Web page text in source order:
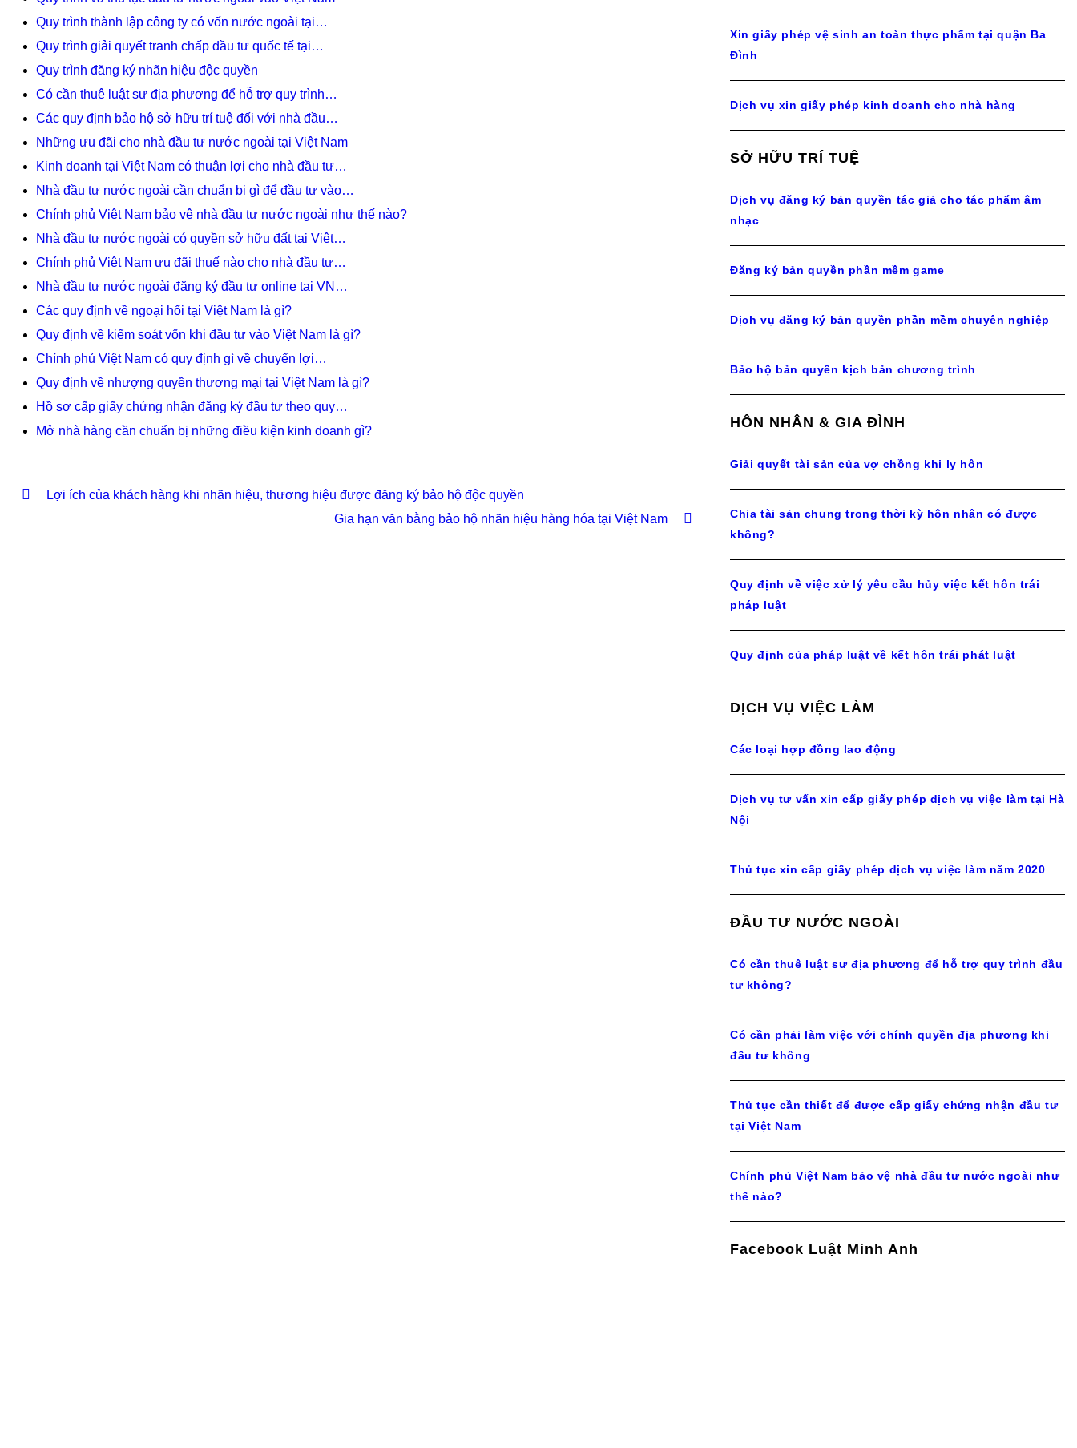
Quy trình thành lập công ty có vốn nước ngoài tại…
Quy trình giải quyết tranh chấp đầu tư quốc tế tại…
Quy trình đăng ký nhãn hiệu độc quyền
Có cần thuê luật sư địa phương để hỗ trợ quy trình…
Các quy định bảo hộ sở hữu trí tuệ đối với nhà đầu…
Những ưu đãi cho nhà đầu tư nước ngoài tại Việt Nam
Kinh doanh tại Việt Nam có thuận lợi cho nhà đầu tư…
Nhà đầu tư nước ngoài cần chuẩn bị gì để đầu tư vào…
Chính phủ Việt Nam bảo vệ nhà đầu tư nước ngoài như thế nào?
Nhà đầu tư nước ngoài có quyền sở hữu đất tại Việt…
Chính phủ Việt Nam ưu đãi thuế nào cho nhà đầu tư…
Nhà đầu tư nước ngoài đăng ký đầu tư online tại VN…
Các quy định về ngoại hối tại Việt Nam là gì?
Quy định về kiểm soát vốn khi đầu tư vào Việt Nam là gì?
Chính phủ Việt Nam có quy định gì về chuyển lợi…
Quy định về nhượng quyền thương mại tại Việt Nam là gì?
Hồ sơ cấp giấy chứng nhận đăng ký đầu tư theo quy…
Mở nhà hàng cần chuẩn bị những điều kiện kinh doanh gì?
Lợi ích của khách hàng khi nhãn hiệu, thương hiệu được đăng ký bảo hộ độc quyền
Gia hạn văn bằng bảo hộ nhãn hiệu hàng hóa tại Việt Nam
Xin giấy phép vệ sinh an toàn thực phẩm tại quận Ba
Đình
Dịch vụ xin giấy phép kinh doanh cho nhà hàng
SỞ HỮU TRÍ TUỆ
Dịch vụ đăng ký bản quyền tác giả cho tác phẩm âm
nhạc
Đăng ký bản quyền phần mềm game
Dịch vụ đăng ký bản quyền phần mềm chuyên nghiệp
Bảo hộ bản quyền kịch bản chương trình
HÔN NHÂN & GIA ĐÌNH
Giải quyết tài sản của vợ chồng khi ly hôn
Chia tài sản chung trong thời kỳ hôn nhân có được
không?
Quy định về việc xử lý yêu cầu hủy việc kết hôn trái
pháp luật
Quy định của pháp luật về kết hôn trái phát luật
DỊCH VỤ VIỆC LÀM
Các loại hợp đồng lao động
Dịch vụ tư vấn xin cấp giấy phép dịch vụ việc làm tại Hà
Nội
Thủ tục xin cấp giấy phép dịch vụ việc làm năm 2020
ĐẦU TƯ NƯỚC NGOÀI
Có cần thuê luật sư địa phương để hỗ trợ quy trình đầu
tư không?
Có cần phải làm việc với chính quyền địa phương khi
đầu tư không
Thủ tục cần thiết để được cấp giấy chứng nhận đầu tư
tại Việt Nam
Chính phủ Việt Nam bảo vệ nhà đầu tư nước ngoài như
thế nào?
Facebook Luật Minh Anh